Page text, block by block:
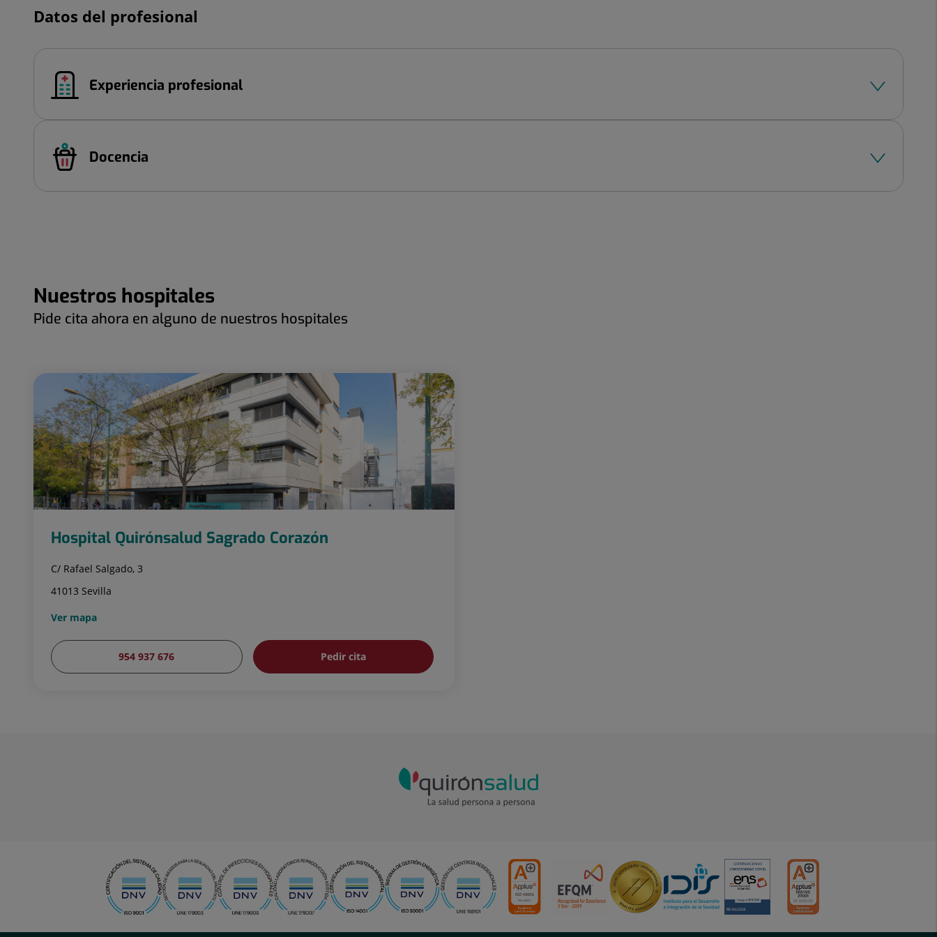
Datos del profesional
Experiencia profesional
Docencia
Nuestros hospitales
Pide cita ahora en alguno de nuestros hospitales
Hospital Quirónsalud Sagrado Corazón
C/ Rafael Salgado, 3
41013 Sevilla
Ver mapa
954 937 676 Pedir cita